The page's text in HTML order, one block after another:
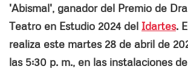
'Abismal', ganador del Premio de
Teatro en Estudio 2024 del Idartes.
realiza este martes 28 de abril de
las 5:30 p. m., en las instalaciones